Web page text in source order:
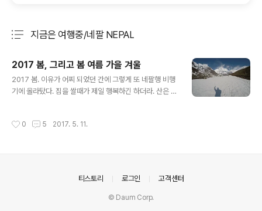
지금은 여행중/네팔 NEPAL
2017 봄, 그리고 봄 여름 가을 겨울
2017 봄. 이유가 어찌 되었던 간에 그렇게 또 네팔행 비행
기에 올라탔다. 짐을 쌀때가 제일 행복하긴 하더라. 산은 그
좋아하는 일을 하면 좋은 일만 가득할 줄 알았는데 꼭 그런
0 5 2017. 5. 11.
티스토리 로그인 고객센터
© Daum Corp.